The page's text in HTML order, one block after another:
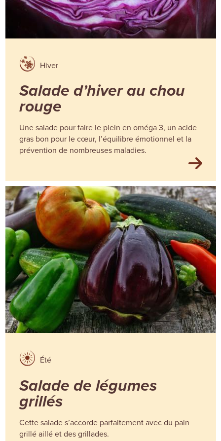
Hiver
Salade d’hiver au chou
rouge
Une salade pour faire le plein en oméga 3, un acide
gras bon pour le cœur, l’équilibre émotionnel et la
prévention de nombreuses maladies.
Été
Salade de légumes
grillés
Cette salade s’accorde parfaitement avec du pain
grillé aillé et des grillades.